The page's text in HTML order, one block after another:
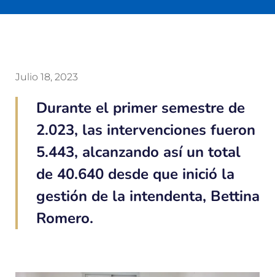
Julio 18, 2023
Durante el primer semestre de
2.023, las intervenciones fueron
5.443, alcanzando así un total
de 40.640 desde que inició la
gestión de la intendenta, Bettina
Romero.